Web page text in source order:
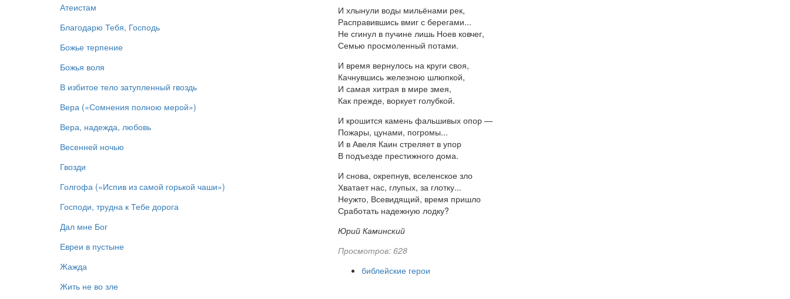
И хлынули воды мильёнами рек,
Расправившись вмиг с берегами...
Не сгинул в пучине лишь Ноев ковчег,
Семью просмоленный потами.
И время вернулось на круги своя,
Качнувшись железною шлюпкой,
И самая хитрая в мире змея,
Как прежде, воркует голубкой.
И крошится камень фальшивых опор —
Пожары, цунами, погромы...
И в Авеля Каин стреляет в упор
В подъезде престижного дома.
И снова, окрепнув, вселенское зло
Хватает нас, глупых, за глотку...
Неужто, Всевидящий, время пришло
Сработать надежную лодку?
Юрий Каминский
Просмотров: 628
библейские герои
Атеистам
Благодарю Тебя, Господь
Божье терпение
Божья воля
В избитое тело затупленный гвоздь
Вера («Сомнения полною мерой»)
Вера, надежда, любовь
Весенней ночью
Гвозди
Голгофа («Испив из самой горькой чаши»)
Господи, трудна к Тебе дорога
Дал мне Бог
Евреи в пустыне
Жажда
Жить не во зле